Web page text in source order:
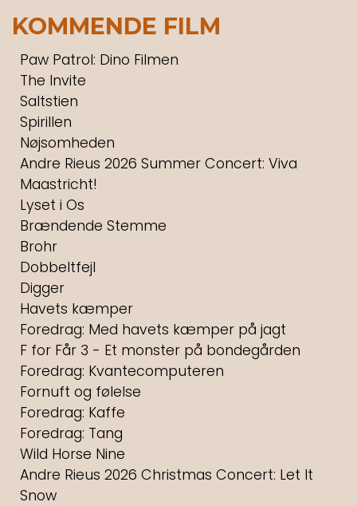
KOMMENDE FILM
Paw Patrol: Dino Filmen
The Invite
Saltstien
Spirillen
Nøjsomheden
Andre Rieus 2026 Summer Concert: Viva
Maastricht!
Lyset i Os
Brændende Stemme
Brohr
Dobbeltfejl
Digger
Havets kæmper
Foredrag: Med havets kæmper på jagt
F for Får 3 - Et monster på bondegården
Foredrag: Kvantecomputeren
Fornuft og følelse
Foredrag: Kaffe
Foredrag: Tang
Wild Horse Nine
Andre Rieus 2026 Christmas Concert: Let It
Snow